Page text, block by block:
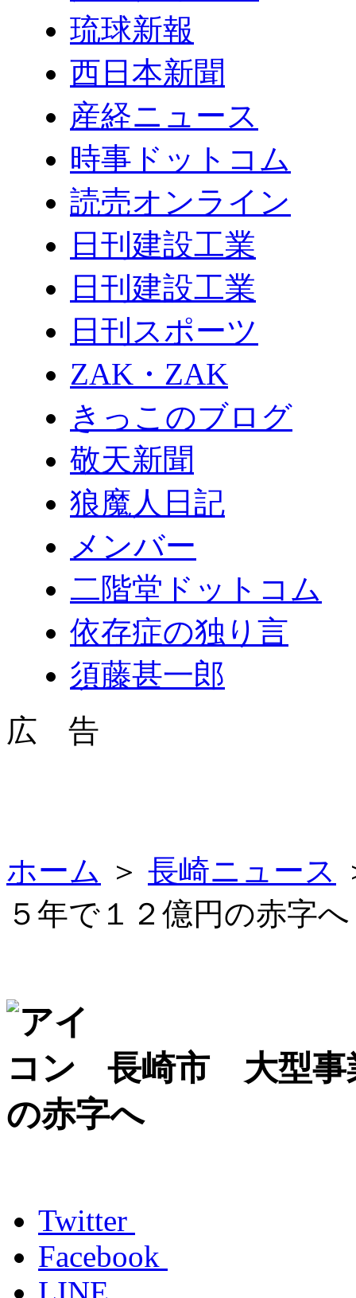
琉球新報
西日本新聞
産経ニュース
時事ドットコム
読売オンライン
日刊建設工業
日刊建設工業
日刊スポーツ
ZAK・ZAK
きっこのブログ
敬天新聞
狼魔人日記
メンバー
二階堂ドットコム
依存症の独り言
須藤甚一郎
広 告
ホーム ＞ 長崎ニュース
５年で１２億円の赤字へ
長崎市 大型事
の赤字へ
Twitter
Facebook